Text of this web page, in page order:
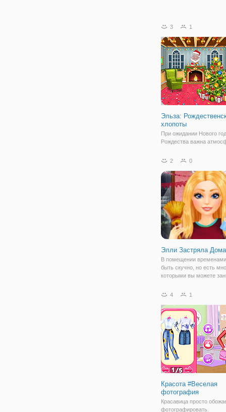
3 1
Эльза:
хлопоты
При ожидании Нового
Рождества важна
из самых действенных
дома в новогоднем
онлайн аркаде для
2 0
Элли Застряла Дома
В помещении
быть скучно, но есть
которыми вы можете
сделать, и получайте
вам в этом красотка по
Элли,
4 1
Красота #Веселая
фотография
Красавица просто
фотографировать.